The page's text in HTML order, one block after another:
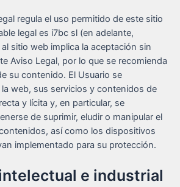
regula el uso permitido de este sitio
legal es i7bc sl (en adelante,
al sitio web implica la aceptación sin
Aviso Legal, por lo que se recomienda
su contenido. El Usuario se
web, sus servicios y contenidos de
y lícita y, en particular, se
de suprimir, eludir o manipular el
así como los dispositivos
implementado para su protección.
e industrial